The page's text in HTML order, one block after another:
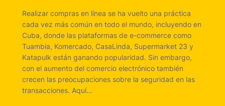
Realizar compras en línea se ha vuelto una práctica
cada vez más común en todo el mundo, incluyendo en
Cuba, donde las plataformas de e-commerce como
Tuambia, Komercado, CasaLinda, Supermarket 23 y
Katapulk están ganando popularidad. Sin embargo,
con el aumento del comercio electrónico también
crecen las preocupaciones sobre la seguridad en las
transacciones. Aquí…